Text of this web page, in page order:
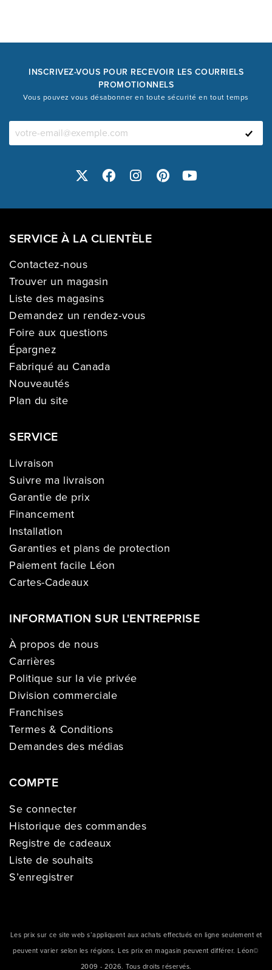
INSCRIVEZ-VOUS POUR RECEVOIR LES COURRIELS
PROMOTIONNELS
Vous pouvez vous désabonner en toute sécurité en tout temps
SERVICE À LA CLIENTÈLE
Contactez-nous
Trouver un magasin
Liste des magasins
Demandez un rendez-vous
Foire aux questions
Épargnez
Fabriqué au Canada
Nouveautés
Plan du site
SERVICE
Livraison
Suivre ma livraison
Garantie de prix
Financement
Installation
Garanties et plans de protection
Paiement facile Léon
Cartes-Cadeaux
INFORMATION SUR L'ENTREPRISE
À propos de nous
Carrières
Politique sur la vie privée
Division commerciale
Franchises
Termes & Conditions
Demandes des médias
COMPTE
Se connecter
Historique des commandes
Registre de cadeaux
Liste de souhaits
S’enregistrer
Les prix sur ce site web s’appliquent aux achats effectués en ligne seulement et
peuvent varier selon les régions. Les prix en magasin peuvent différer. Léon©
2009 - 2026. Tous droits réservés.